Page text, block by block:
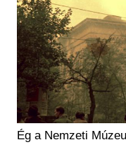
Ég a Nemzeti